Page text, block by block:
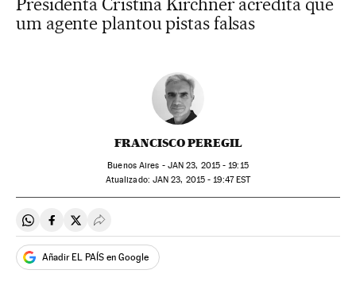
um agente plantou pistas falsas
FRANCISCO PEREGIL
Buenos Aires - JAN 23, 2015 - 19:15
atualizado: JAN 23, 2015 - 19:47EST
Compartir en Whatsapp
Compartir en Facebook
Compartir en Twitter
Desplegar Redes Sociales
Añadir EL PAÍS en Google